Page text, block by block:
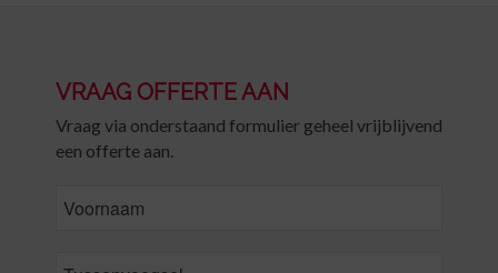
VRAAG OFFERTE AAN
Vraag via onderstaand formulier geheel vrijblijvend
een offerte aan.